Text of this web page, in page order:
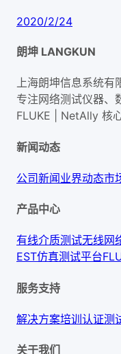
2020/2/24
朗坤 LANGKUN
上海朗坤信息系统有
专注网络测试仪器、
FLUKE | NetAlly 核
新闻动态
公司新闻业界动态市
产品中心
有线介质测试无线网
EST仿真测试平台
服务支持
解决方案培训认证测
关于我们